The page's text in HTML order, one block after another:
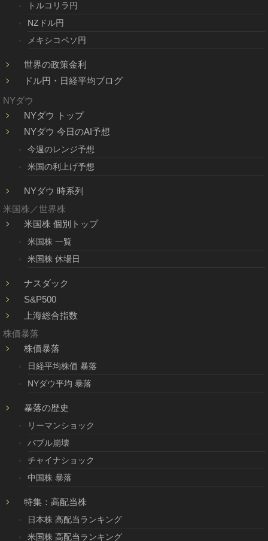
トルコリラ円
NZドル円
メキシコペソ円
世界の政策金利
ドル円・日経平均ブログ
NYダウ
NYダウ トップ
NYダウ 今日のAI予想
今週のレンジ予想
米国の利上げ予想
NYダウ 時系列
米国株／世界株
米国株 個別トップ
米国株 一覧
米国株 休場日
ナスダック
S&P500
上海総合指数
株価暴落
株価暴落
日経平均株価 暴落
NYダウ平均 暴落
暴落の歴史
リーマンショック
バブル崩壊
チャイナショック
中国株 暴落
特集：高配当株
日本株 高配当ランキング
米国株 高配当ランキング